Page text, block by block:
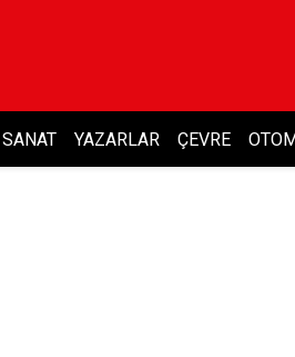
YAZARLAR ÇEVRE